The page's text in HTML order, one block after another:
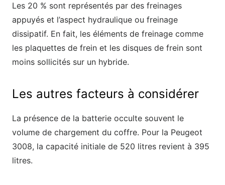
Les 20 % sont représentés par des freinages
appuyés et l’aspect hydraulique ou freinage
dissipatif. En fait, les éléments de freinage comme
les plaquettes de frein et les disques de frein sont
moins sollicités sur un hybride.
Les autres facteurs à considérer
La présence de la batterie occulte souvent le
volume de chargement du coffre. Pour la Peugeot
3008, la capacité initiale de 520 litres revient à 395
litres.